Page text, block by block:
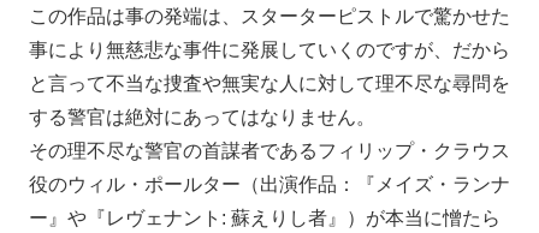
この作品は事の発端は、スターターピストルで驚かせた
事により無慈悲な事件に発展していくのですが、だから
と言って不当な捜査や無実な人に対して理不尽な尋問を
する警官は絶対にあってはなりません。
その理不尽な警官の首謀者であるフィリップ・クラウス
役のウィル・ポールター（出演作品：『メイズ・ランナ
ー』や『レヴェナント: 蘇えりし者』）が本当に憎たら